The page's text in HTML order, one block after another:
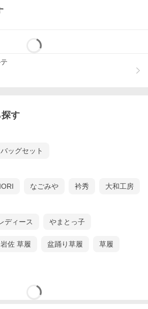
高礼装 ローブデコルテをイメージした
ントなシルバー。
ぎず低すぎず
会のないお方でも疲れにくく無理のない
さです。
に当たる部分）は布地のため痛くなりに
もポイントです♪
しみくださいませ。
装いに・・・＾＾
silver-3L hara 52502202
す
ッグセット
なごみや 衿秀 大和工房
ディース やまとっ子
岩佐 草履 盆踊り草履 草履